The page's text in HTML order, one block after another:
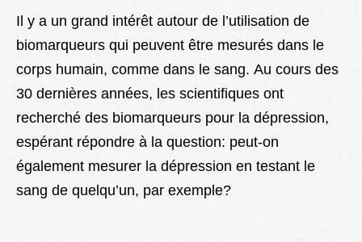
Il y a un grand intérêt autour de l’utilisation de
biomarqueurs qui peuvent être mesurés dans le
corps humain, comme dans le sang. Au cours des
30 dernières années, les scientifiques ont
recherché des biomarqueurs pour la dépression,
espérant répondre à la question: peut-on
également mesurer la dépression en testant le
sang de quelqu’un, par exemple?